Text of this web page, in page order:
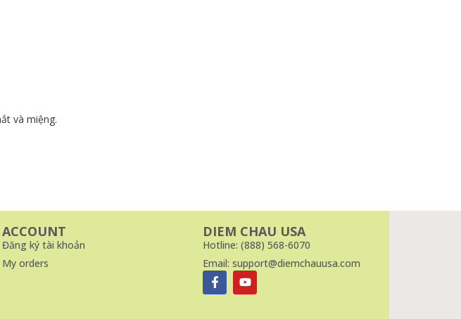
và miệng.
ACCOUNT
Đăng ký tài khoản
My orders
DIEM CHAU USA
Hotline: (888) 568-6070
Email: support@diemchauusa.com